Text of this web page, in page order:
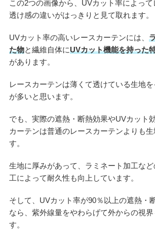
この2つの画像から、UVカット率によっ
透け感の違いがはっきりと見て取れます。
UVカット率の高いレースカーテンには、
た物と繊維自体にUVカット機能を持った
があります。
レースカーテンは薄くて透けている生地
が多いと思います。
でも、実際の遮熱・断熱効果やUVカット
カーテンは普通のレースカーテンよりも
す。
生地に厚みがあって、ラミネート加工な
工によって耐久性も向上しています。
そして、UVカット率が90％以上の遮熱・
なら、紫外線量をやわらげて外からの視
す。